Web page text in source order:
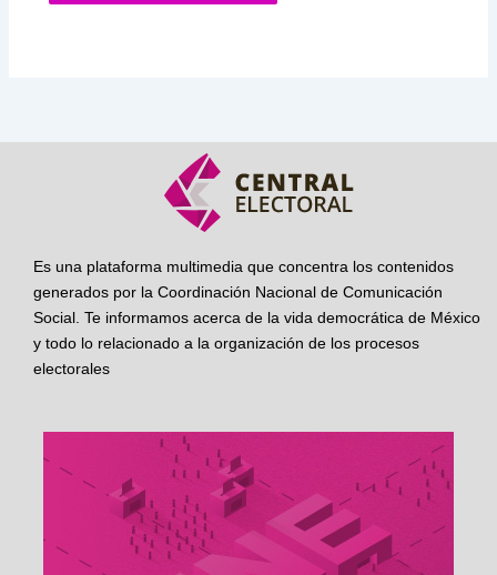
Es una plataforma multimedia que concentra los contenidos
generados por la Coordinación Nacional de Comunicación
Social. Te informamos acerca de la vida democrática de México
y todo lo relacionado a la organización de los procesos
electorales